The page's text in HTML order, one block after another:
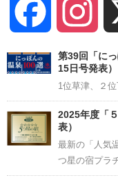
Facebook
第39回「に
15日号発表）
1位草津、２
2025年度「
表）
最新の「人気
つ星の宿プラ